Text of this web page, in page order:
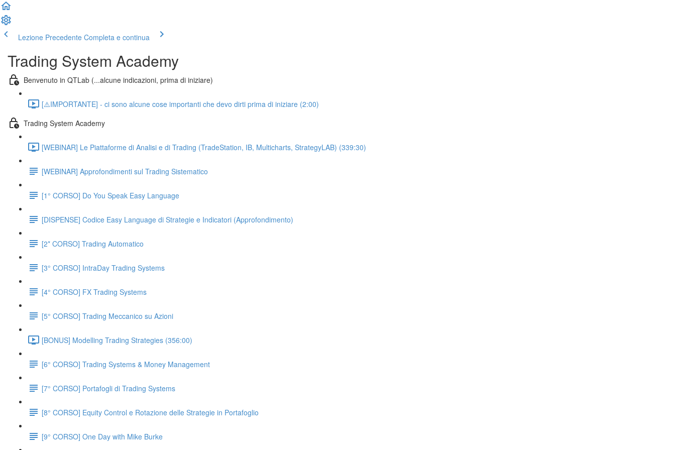
Lezione Precedente Completa e continua
Trading System Academy
Benvenuto in QTLab (...alcune indicazioni, prima di iniziare)
[⚠️IMPORTANTE] - ci sono alcune cose importanti che devo dirti prima di iniziare (2:00)
Trading System Academy
[WEBINAR] Le Piattaforme di Analisi e di Trading (TradeStation, IB, Multicharts, StrategyLAB) (339:30)
[WEBINAR] Approfondimenti sul Trading Sistematico
[1° CORSO] Do You Speak Easy Language
[DISPENSE] Codice Easy Language di Strategie e Indicatori (Approfondimento)
[2* CORSO] Trading Automatico
[3° CORSO] IntraDay Trading Systems
[4° CORSO] FX Trading Systems
[5° CORSO] Trading Meccanico su Azioni
[BONUS] Modelling Trading Strategies (356:00)
[6° CORSO] Trading Systems & Money Management
[7° CORSO] Portafogli di Trading Systems
[8° CORSO] Equity Control e Rotazione delle Strategie in Portafoglio
[9° CORSO] One Day with Mike Burke